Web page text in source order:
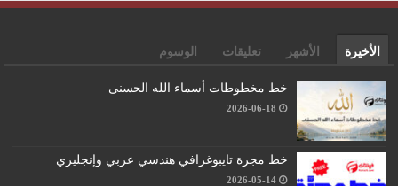
الأخيرة الأشهر تعليقات الوسوم
خط مخطوطات أسماء الله الحسنى
2026-06-18
خط مجرة تايبوغرافي هندسي عربي وإنجليزي
2026-05-14